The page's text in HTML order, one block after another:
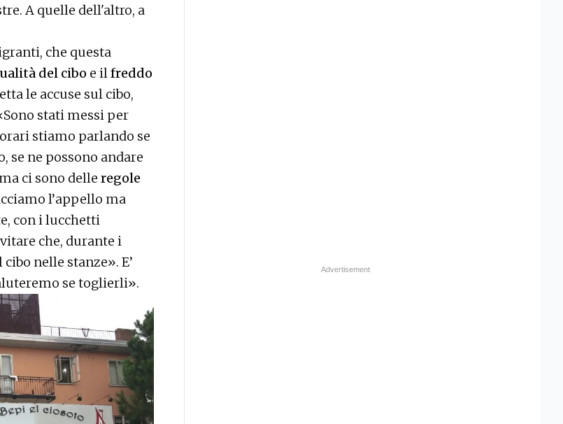
A quelle dell'altro, a
che questa
del cibo e ilfreddo
le accuse sul cibo,
stati messi per
stiamo parlando se
se ne possono andare
ci sono delle regole
l’appello ma
con i lucchetti
che, durante i
nelle stanze». E’
se toglierli».